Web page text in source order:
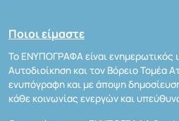
Ποιοι είμαστε
Το ΕΝΥΠΟΓΡΑΦΑ είναι ενημερωτικός
Αυτοδιοίκηση και τον Βόρειο Τομέα
ενυπόγραφη και με άποψη
κάθε κοινωνίας ενεργών και